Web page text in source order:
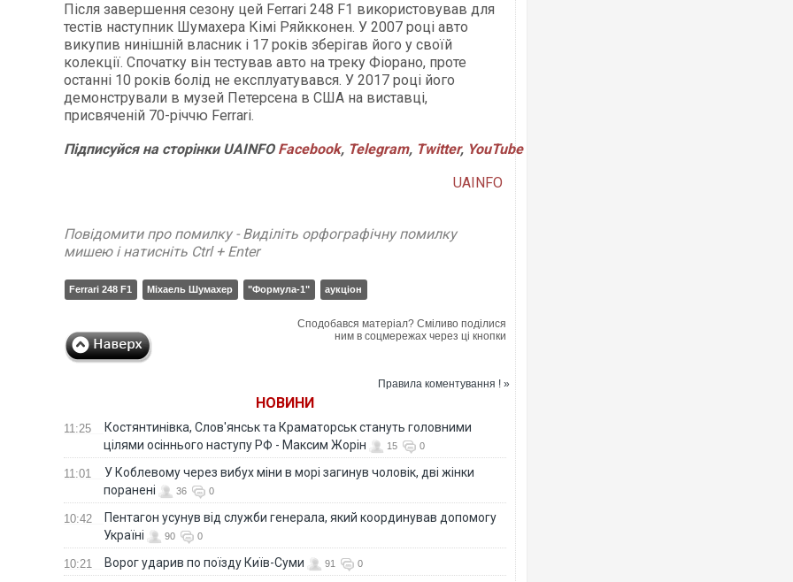
Після завершення сезону цей Ferrari 248 F1 використовував для
тестів наступник Шумахера Кімі Ряйкконен. У 2007 році авто
викупив нинішній власник і 17 років зберігав його у своїй
колекції. Спочатку він тестував авто на треку Фіорано, проте
останні 10 років болід не експлуатувався. У 2017 році його
демонстрували в музей Петерсена в США на виставці,
присвяченій 70-річчю Ferrari.
ПідписуйсянасторінкиUAINFO Facebook, Telegram, Twitter, YouTube
UAINFO
Повідомити про помилку - Виділіть орфографічну помилку
мишею і натисніть Ctrl + Enter
Ferrari 248 F1 Міхаель Шумахер "Формула-1" аукціон
Сподобався матеріал? Сміливо поділися
ним в соцмережах через ці кнопки
Правила коментування ! »
НОВИНИ
11:25
Костянтинівка, Слов'янськ та Краматорськ стануть головними
цілями осіннього наступу РФ - Максим Жорін
15 0
11:01
У Коблевому через вибух міни в морі загинув чоловік, дві жінки
поранені
36 0
10:42
Пентагон усунув від служби генерала, який координував допомогу
Україні
90 0
10:21 Ворог ударив по поїзду Київ-Суми 91 0